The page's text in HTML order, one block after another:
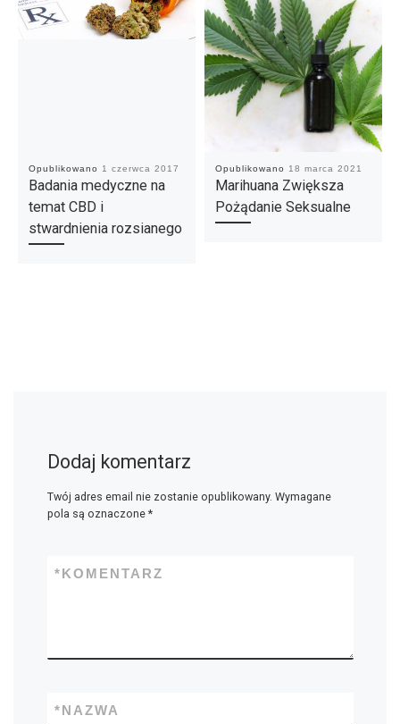
Opublikowano 1 czerwca 2017
Badania medyczne na
temat CBD i
stwardnienia rozsianego
Opublikowano 18 marca 2021
Marihuana Zwiększa
Pożądanie Seksualne
Dodaj komentarz
Twój adres email nie zostanie opublikowany. Wymagane
pola są oznaczone *
KOMENTARZ
*
NAZWA
*